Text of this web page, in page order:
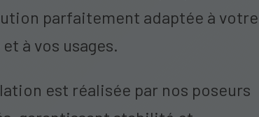
parfaitement adaptée à votre
à vos usages.
est réalisée par nos poseurs